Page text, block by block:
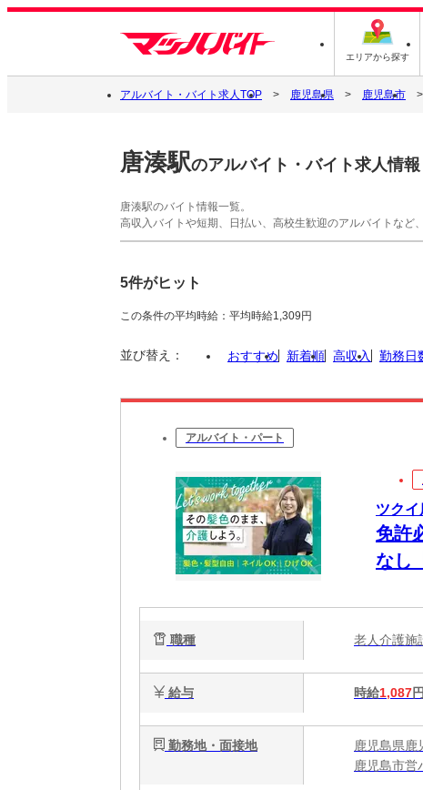
エリアから探す
アルバイト・バイト求人TOP 鹿児島県 鹿児島市
唐湊駅のアルバイト・バイト求人情報
唐湊駅のバイト情報一覧。
高収入バイトや短期、日払い、高校生歓迎のアルバイトなど
5件がヒット
この条件の平均時給：平均時給1,309円
並び替え： おすすめ 新着順 高収入 勤務日
アルバイト・パート
ツク
免許
なし
職種 老人介護
給与 時給1,087
勤務地・面接地
鹿児島県鹿
鹿児島市営